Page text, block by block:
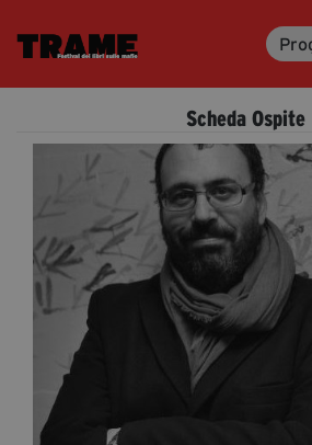
Trame.15
Media & Press
News & Kit
Accrediti Stampa
Cartella Stampa
Rassegna Stampa
Scheda Ospite